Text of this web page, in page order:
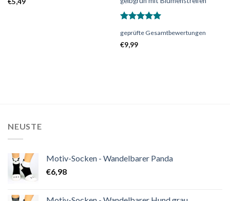
mit5.00
von 5
geprüfte Gesamtbewertungen
€9,99
NEUSTE
Motiv-Socken - Wandelbarer Panda
€6,98